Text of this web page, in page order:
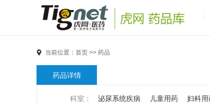
当前位置： 首页 >> 药品
药品详情
科室： 泌尿系统疾病 儿童用药 妇科用